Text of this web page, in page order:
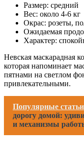
Размер: средний
Вес: около 4-6 кг
Окрас: розеты,
Ожидаемая
Характер:
Невская маскарадная
которая напоминает
пятнами на светлом
привлекательными.
Популярные статьи
дорогу домой:
и механизмы